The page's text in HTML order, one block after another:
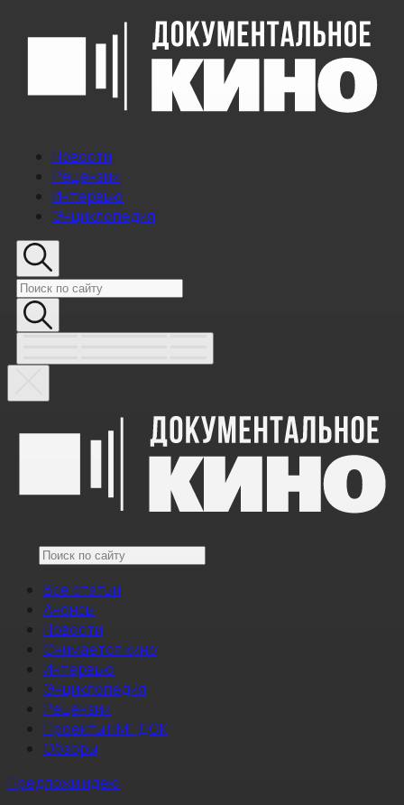
Новости
Рецензии
Интервью
Энциклопедия
Все статьи
Анонсы
Новости
Снимается кино
Интервью
Энциклопедия
Рецензии
Проекты НМГ ДОК
Обзоры
Предложи идею